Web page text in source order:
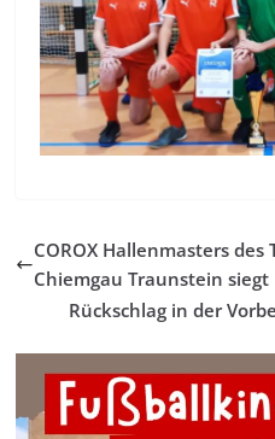
COROX Hallenmasters des
Chiemgau Traunstein siegt
Rückschlag in der